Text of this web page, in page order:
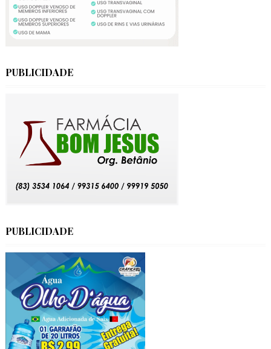
PUBLICIDADE
PUBLICIDADE